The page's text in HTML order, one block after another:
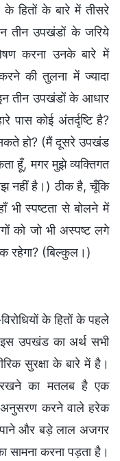
के हितों के बारे में तीसरे
तीन उपखंडों के जरिये
करना उनके बारे में
की तुलना में ज्यादा
तीन उपखंडों के आधार
पास कोई अंतर्दृष्टि है?
हो? (मैं दूसरे उपखंड
हूँ, मगर मुझे व्यक्तिगत
नहीं है।) ठीक है, चूँकि
भी स्पष्टता से बोलने में
को जो भी अस्पष्ट लगे
रहेगा? (बिल्कुल।)
के हितों के पहले
उपखंड का अर्थ सभी
सुरक्षा के बारे में है।
रखने का मतलब है एक
अनुसरण करने वाले हरेक
पाने और बड़े लाल अजगर
सामना करना पड़ता है।